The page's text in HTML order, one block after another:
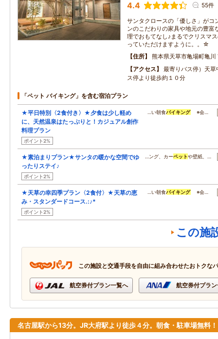
4.4 55件
サンタクロースの「優しさ」がコ
ンのこだわりの家具や地元の豊富
理でおもてなし♪まるでクリスマ
っていただけますように。。☆
住所
熊本県天草市亀場町亀川
アクセス
最寄りバス停）天
ス停より徒歩約１０分
「ペット バイキング」を含む宿泊プラン
★平日特別〈2食付き〉★夕食は少し軽め
に、天然温泉はたっぷりと！カジュアル創作
料理プラン
ポイント2%
…い朝食バイキング※会…
★素泊まりプラン★サンタの暖かな空間でゆ
ったりステイ♪
ポイント2%
…ング、カーペットや壁紙、…
★天草の幸四季プラン〈2食付〉★天草の恵
み・スタンダードコース.:♪*
ポイント2%
…い朝食バイキング※会…
この施
この施設と交通手段を自由に組み合わせたおトクな
航空券付プラン一覧へ 航空券付プラ
名古屋駅から13分。JR大府駅より徒歩４分。朝食・駐車場無料！